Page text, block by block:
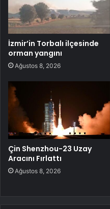
İzmir’in Torbalı ilçesinde
orman yangını
Ağustos 8, 2026
Çin Shenzhou-23 Uzay
Aracını Fırlattı
Ağustos 8, 2026